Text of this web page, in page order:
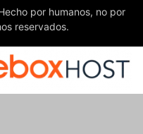
por humanos, no por
reservados.